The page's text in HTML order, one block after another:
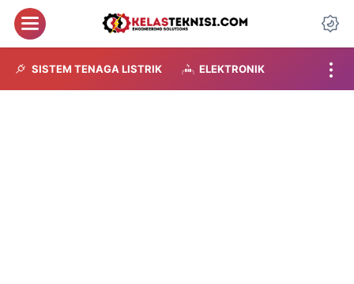
Menu
SISTEM TENAGA LISTRIK ELEKTRONIK